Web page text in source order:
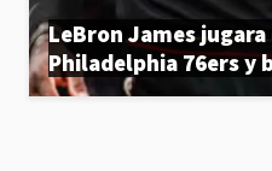
LeBron James
Philadelphia 76ers y